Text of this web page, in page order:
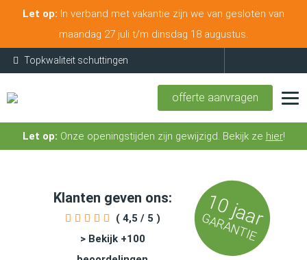
Let op: In verband met vakantie zijn we van gesloten van
maandag 27 juli t/m dinsdag 18 augustus.
Topkwaliteit schuttingen
offerte aanvragen
Let op: Onze openingstijden zijn gewijzigd. Bekijk ze hier!
Klanten geven ons:
( 4,5 / 5 )
> Bekijk +100
10 jaar
GARANTIE